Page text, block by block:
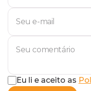
Eu li e aceito as